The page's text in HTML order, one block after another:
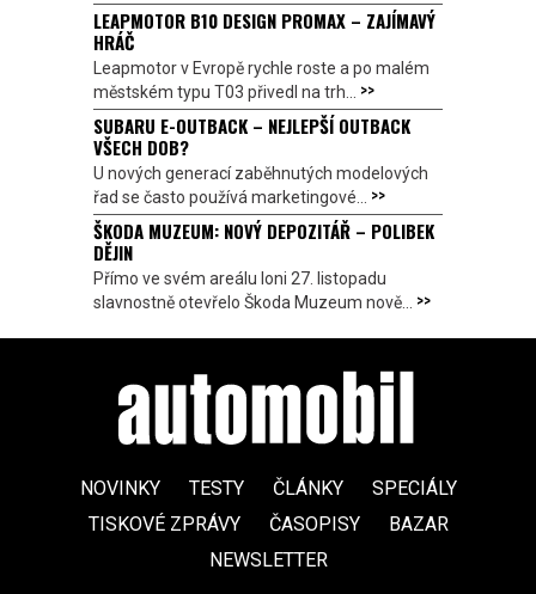
LEAPMOTOR B10 DESIGN PROMAX – ZAJÍMAVÝ
HRÁČ
Leapmotor v Evropě rychle roste a po malém
městském typu T03 přivedl na trh... >>
SUBARU E-OUTBACK – NEJLEPŠÍ OUTBACK
VŠECH DOB?
U nových generací zaběhnutých modelových
řad se často používá marketingové... >>
ŠKODA MUZEUM: NOVÝ DEPOZITÁŘ – POLIBEK
DĚJIN
Přímo ve svém areálu loni 27. listopadu
slavnostně otevřelo Škoda Muzeum nově... >>
NOVINKY TESTY ČLÁNKY
SPECIÁLY
TISKOVÉ ZPRÁVY
ČASOPISY
BAZAR
NEWSLETTER